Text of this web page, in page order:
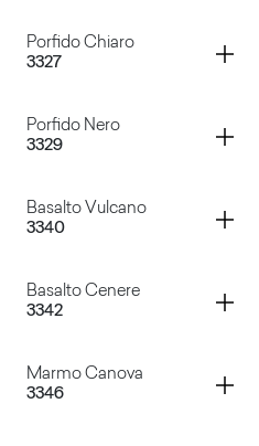
Porfido Chiaro
3327
Container
Porfido Nero
3329
Container
Basalto Vulcano
3340
Container
Basalto Cenere
3342
Container
Marmo Canova
3346
Container